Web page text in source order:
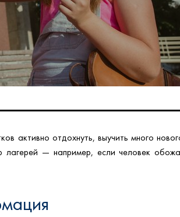
Мальта
Чехия
Китай
активно отдохнуть, выучить много
— например, если человек